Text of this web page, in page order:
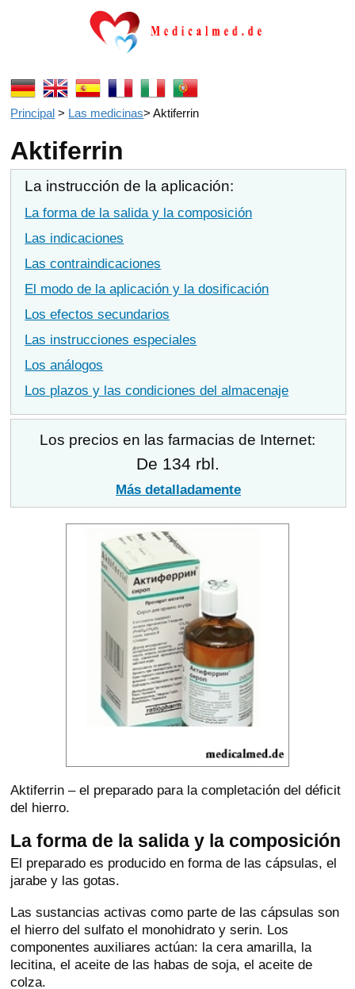
Principal > Las medicinas>Aktiferrin
Aktiferrin
La instrucción de la aplicación:
La forma de la salida y la composición
Las indicaciones
Las contraindicaciones
El modo de la aplicación y la dosificación
Los efectos secundarios
Las instrucciones especiales
Los análogos
Los plazos y las condiciones del almacenaje
Los precios en las farmacias de Internet:
De 134 rbl.
Más detalladamente
Aktiferrin – el preparado para la completación del déficit
del hierro.
La forma de la salida y la composición
El preparado es producido en forma de las cápsulas, el
jarabe y las gotas.
Las sustancias activas como parte de las cápsulas son
el hierro del sulfato el monohidrato y serin. Los
componentes auxiliares actúan: la cera amarilla, la
lecitina, el aceite de las habas de soja, el aceite de
colza.